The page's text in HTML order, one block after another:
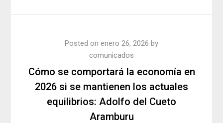
Cómo se comportará la economía en
2026 si se mantienen los actuales
equilibrios: Adolfo del Cueto
Aramburu
Posted on enero 26, 2026 by
comunicados